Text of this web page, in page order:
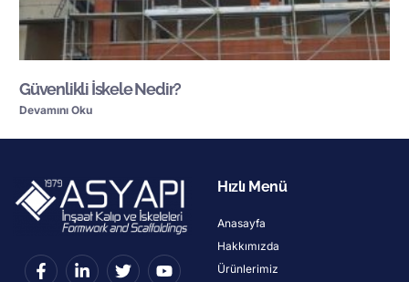
Güvenlikli İskele Nedir?
Devamını Oku
Hızlı Menü
Anasayfa
Hakkımızda
Ürünlerimiz